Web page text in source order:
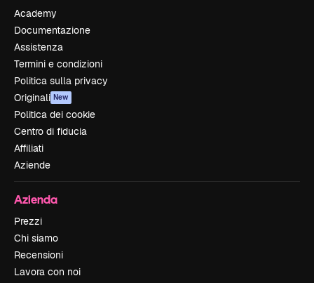
Academy
Documentazione
Assistenza
Termini e condizioni
Politica sulla privacy
Originali New
Politica dei cookie
Centro di fiducia
Affiliati
Aziende
Azienda
Prezzi
Chi siamo
Recensioni
Lavora con noi